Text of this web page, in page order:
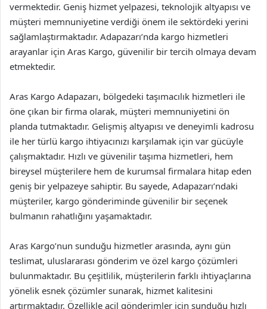
vermektedir. Geniş hizmet yelpazesi, teknolojik altyapısı ve
müşteri memnuniyetine verdiği önem ile sektördeki yerini
sağlamlaştırmaktadır. Adapazarı’nda kargo hizmetleri
arayanlar için Aras Kargo, güvenilir bir tercih olmaya devam
etmektedir.
Aras Kargo Adapazarı, bölgedeki taşımacılık hizmetleri ile
öne çıkan bir firma olarak, müşteri memnuniyetini ön
planda tutmaktadır. Gelişmiş altyapısı ve deneyimli kadrosu
ile her türlü kargo ihtiyacınızı karşılamak için var gücüyle
çalışmaktadır. Hızlı ve güvenilir taşıma hizmetleri, hem
bireysel müşterilere hem de kurumsal firmalara hitap eden
geniş bir yelpazeye sahiptir. Bu sayede, Adapazarı’ndaki
müşteriler, kargo gönderiminde güvenilir bir seçenek
bulmanın rahatlığını yaşamaktadır.
Aras Kargo’nun sunduğu hizmetler arasında, aynı gün
teslimat, uluslararası gönderim ve özel kargo çözümleri
bulunmaktadır. Bu çeşitlilik, müşterilerin farklı ihtiyaçlarına
yönelik esnek çözümler sunarak, hizmet kalitesini
artırmaktadır. Özellikle acil gönderimler için sunduğu hızlı